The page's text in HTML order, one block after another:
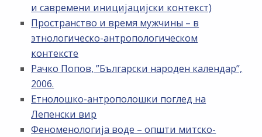
и савремени иницијацијски контекст)
Пространство и время мужчины – в
этнологическо-антропологическом
контексте
Рачко Попов, ”Български народен календар”,
2006.
Етнолошко-антрополошки поглед на
Лепенски вир
Феноменологија воде – општи митско-